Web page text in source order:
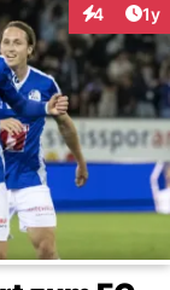
4 1y